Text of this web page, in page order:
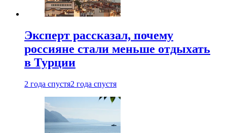
Эксперт рассказал, почему
россияне стали меньше отдыхать
в Турции
2 года спустя2 года спустя